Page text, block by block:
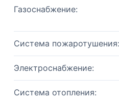
Газоснабжение:
Система пожаротушения:
Электроснабжение:
Система отопления: